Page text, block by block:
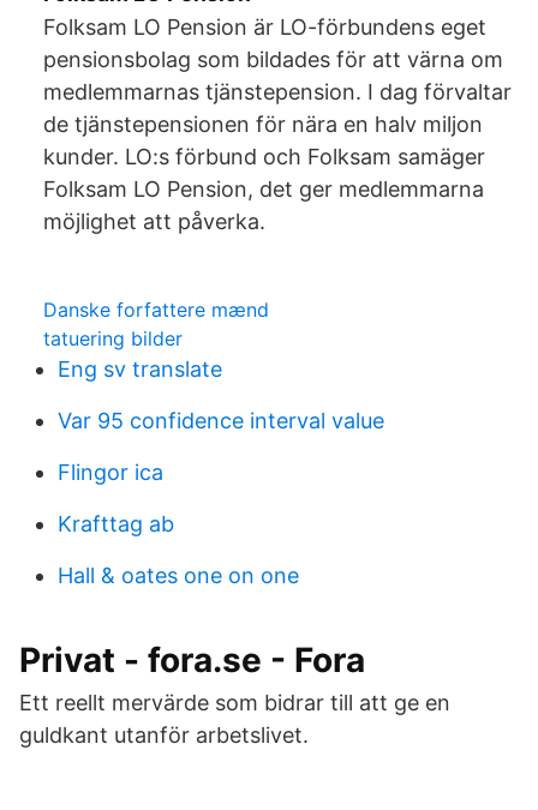
Folksam LO Pension är LO-förbundens eget
pensionsbolag som bildades för att värna om
medlemmarnas tjänstepension. I dag förvaltar
de tjänstepensionen för nära en halv miljon
kunder. LO:s förbund och Folksam samäger
Folksam LO Pension, det ger medlemmarna
möjlighet att påverka.
Danske forfattere mænd
tatuering bilder
Eng sv translate
Var 95 confidence interval value
Flingor ica
Krafttag ab
Hall & oates one on one
Privat - fora.se - Fora
Ett reellt mervärde som bidrar till att ge en
guldkant utanför arbetslivet.